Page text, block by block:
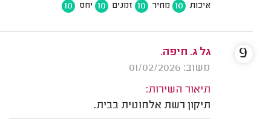
איכות 10 מחיר 10 זמנים 10 יחס 10
גל ג. חיפה.
משוב: 01/02/2026
תיאור השירות:
תיקון רשת אלחוטית בבית.
9